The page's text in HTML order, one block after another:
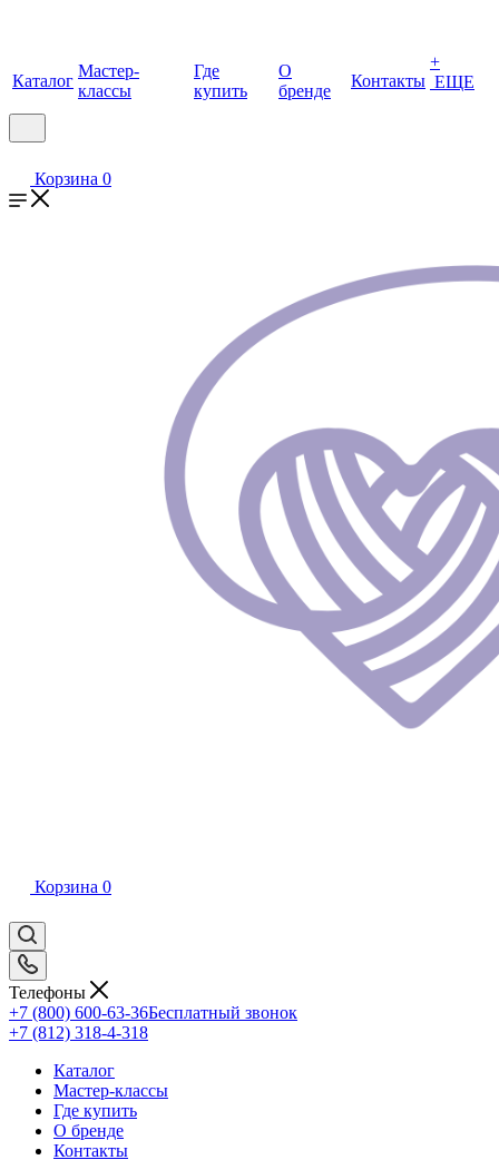
Каталог
Мастер-
классы
Где
купить
О
бренде
Контакты
+
ЕЩЕ
Корзина 0
Корзина 0
Телефоны
+7 (800) 600-63-36Бесплатный звонок
+7 (812) 318-4-318
Каталог
Мастер-классы
Где купить
О бренде
Контакты